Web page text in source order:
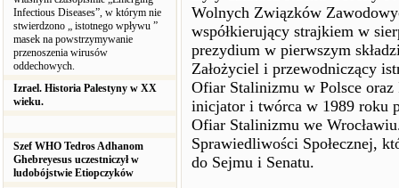
Infectious Diseases”, w którym nie
stwierdzono „ istotnego wpływu ”
masek na powstrzymywanie
przenoszenia wirusów
oddechowych.
Izrael. Historia Palestyny w XX
wieku.
Szef WHO Tedros Adhanom
Ghebreyesus uczestniczył w
ludobójstwie Etiopczyków
Wolnych Związków
współkierujący strajkiem w
prezydium w pierwszym
Założyciel i przewodniczący
Ofiar Stalinizmu w Polsce
inicjator i twórca w 1989 roku
Ofiar Stalinizmu we
Sprawiedliwości Społecznej,
do Sejmu i Senatu.